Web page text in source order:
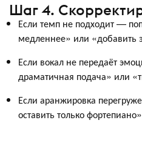
Шаг 4.
Если темп не подходит —
медленнее» или «добавить
Если вокал не передаёт
драматичная подача» или
Если аранжировка
оставить только